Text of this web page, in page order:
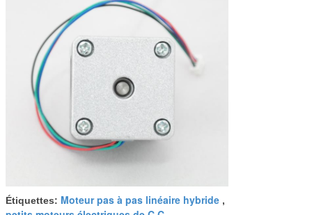
Étiquettes: Moteur pas à pas linéaire hybride ,